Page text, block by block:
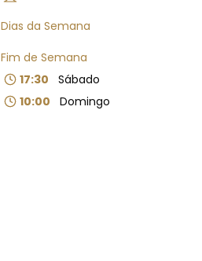
Dias da Semana
Fim de Semana
17:30
Sábado
10:00
Domingo